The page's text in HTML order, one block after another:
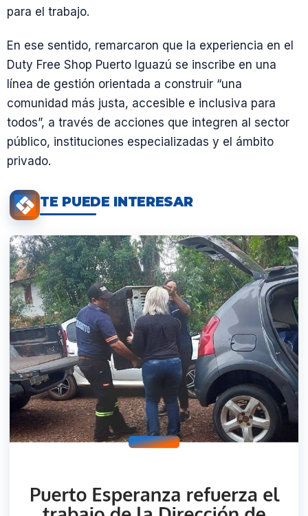
para el trabajo.
En ese sentido, remarcaron que la experiencia en el
Duty Free Shop Puerto Iguazú se inscribe en una
línea de gestión orientada a construir “una
comunidad más justa, accesible e inclusiva para
todos”, a través de acciones que integren al sector
público, instituciones especializadas y el ámbito
privado.
TE PUEDE INTERESAR